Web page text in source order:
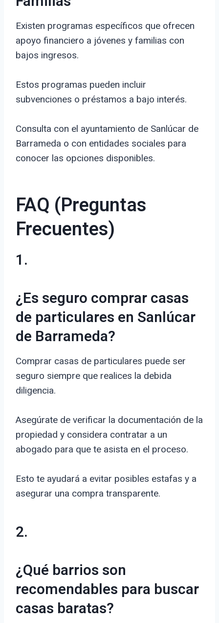
Existen programas específicos que ofrecen
apoyo financiero a jóvenes y familias con
bajos ingresos.
Estos programas pueden incluir
subvenciones o préstamos a bajo interés.
Consulta con el ayuntamiento de Sanlúcar de
Barrameda o con entidades sociales para
conocer las opciones disponibles.
FAQ (Preguntas
Frecuentes)
1.
¿Es seguro comprar casas
de particulares en Sanlúcar
de Barrameda?
Comprar casas de particulares puede ser
seguro siempre que realices la debida
diligencia.
Asegúrate de verificar la documentación de la
propiedad y considera contratar a un
abogado para que te asista en el proceso.
Esto te ayudará a evitar posibles estafas y a
asegurar una compra transparente.
2.
¿Qué barrios son
recomendables para buscar
casas baratas?